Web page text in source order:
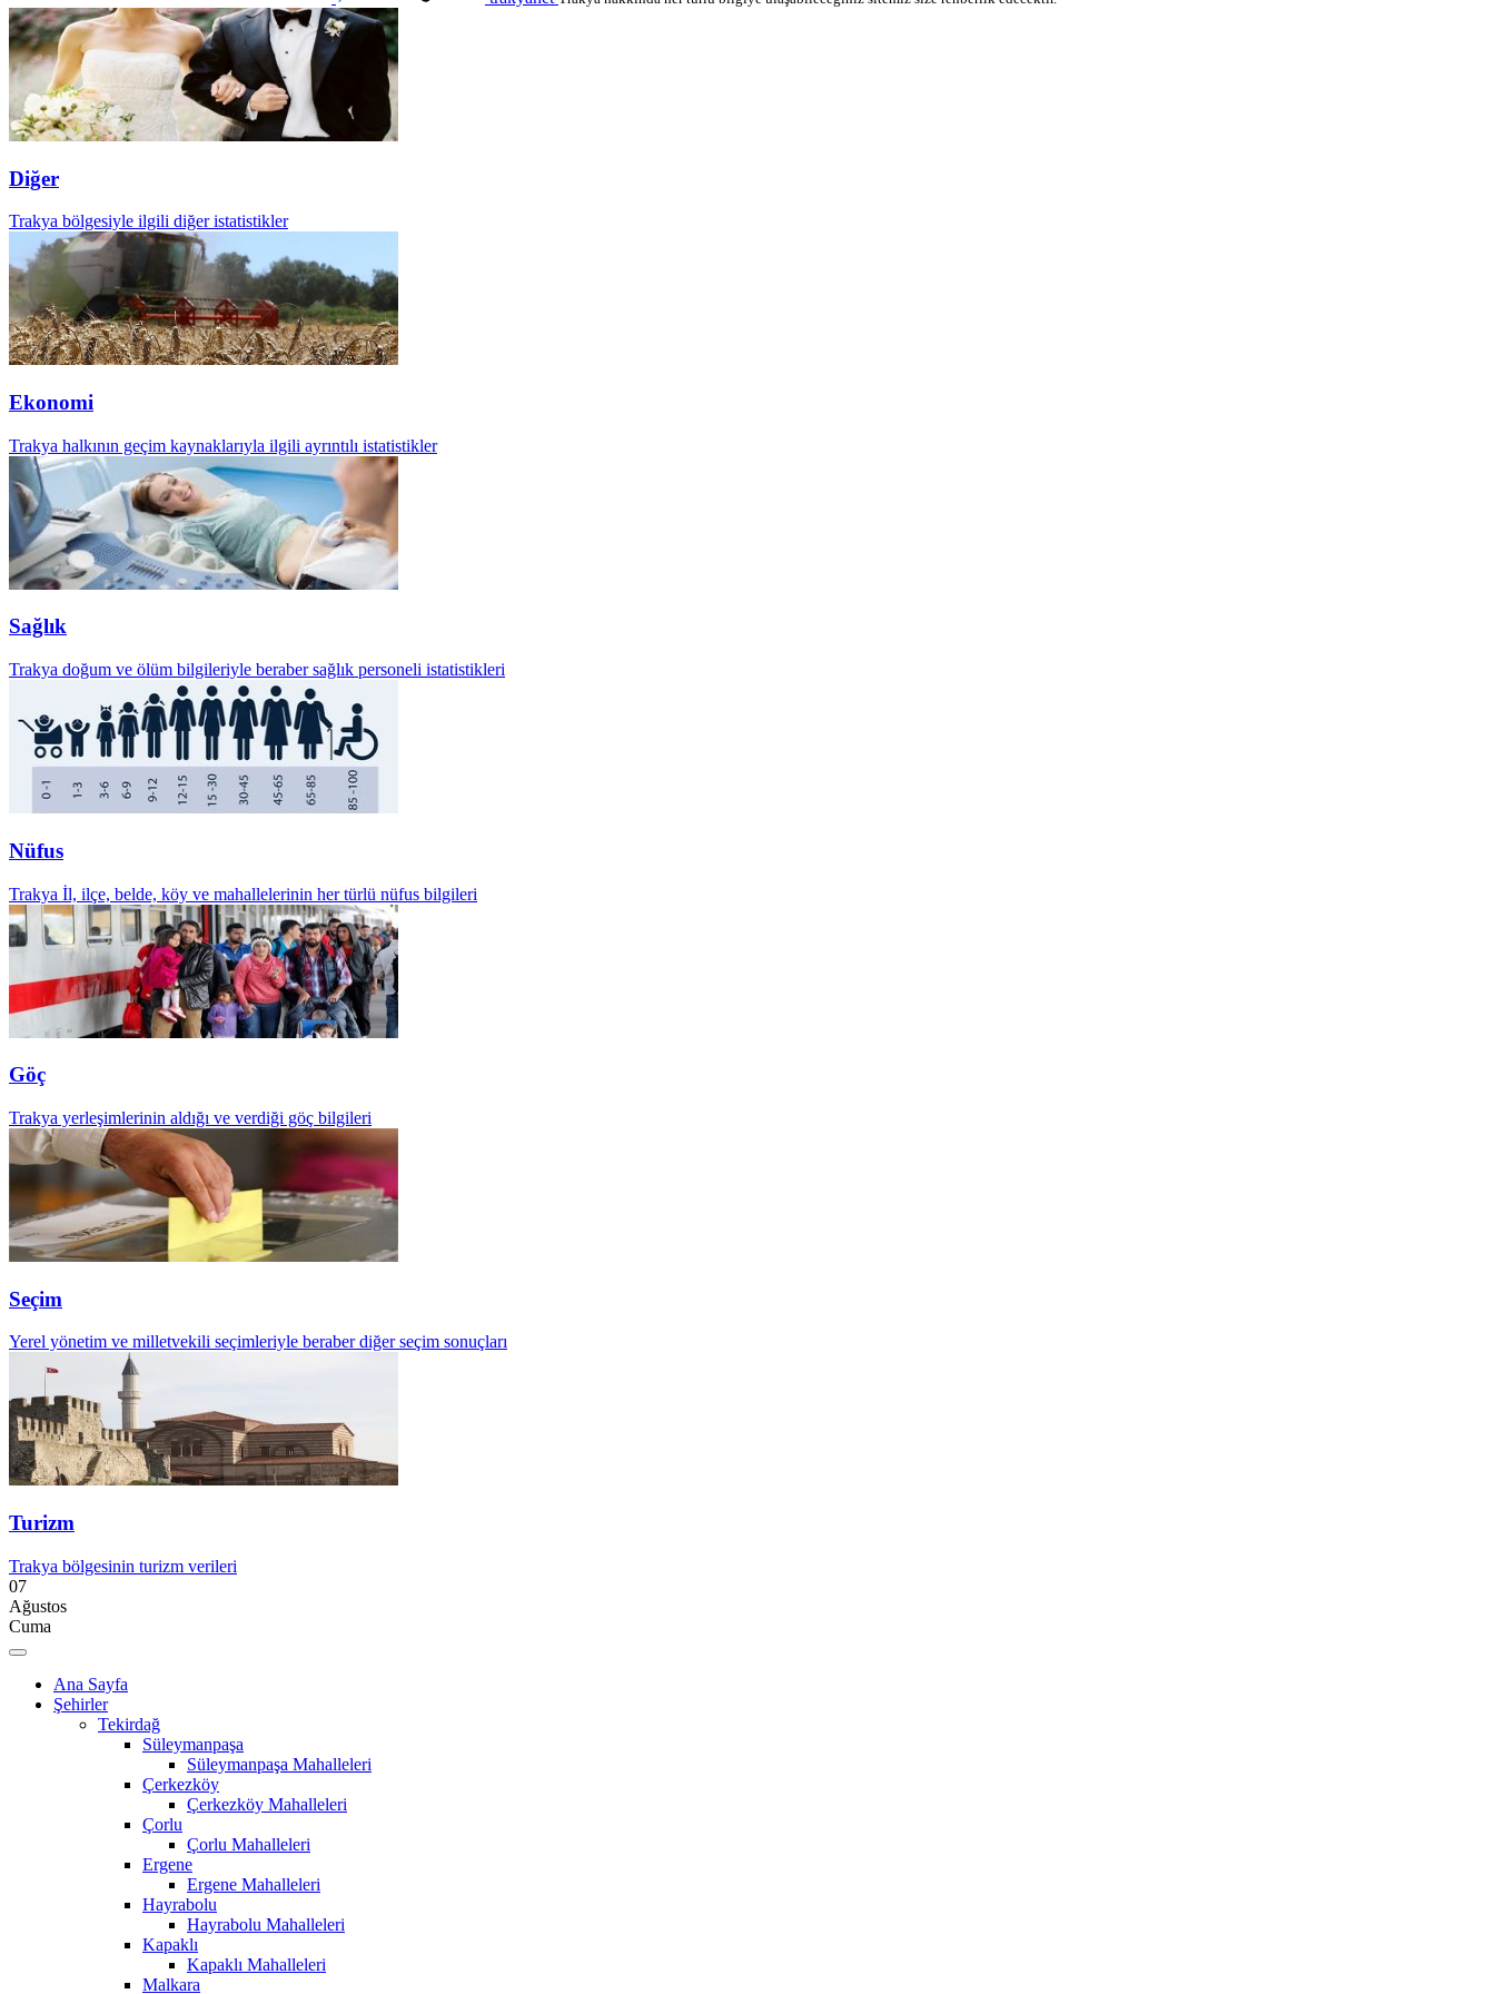
Diğer
Trakya bölgesiyle ilgili diğer istatistikler
Ekonomi
Trakya halkının geçim kaynaklarıyla ilgili ayrıntılı istatistikler
Sağlık
Trakya doğum ve ölüm bilgileriyle beraber sağlık personeli istatistikleri
Nüfus
Trakya İl, ilçe, belde, köy ve mahallelerinin her türlü nüfus bilgileri
Göç
Trakya yerleşimlerinin aldığı ve verdiği göç bilgileri
Seçim
Yerel yönetim ve milletvekili seçimleriyle beraber diğer seçim sonuçları
Turizm
Trakya bölgesinin turizm verileri
07
Ağustos
Cuma
Ana Sayfa
Şehirler
Tekirdağ
Süleymanpaşa
Süleymanpaşa Mahalleleri
Çerkezköy
Çerkezköy Mahalleleri
Çorlu
Çorlu Mahalleleri
Ergene
Ergene Mahalleleri
Hayrabolu
Hayrabolu Mahalleleri
Kapaklı
Kapaklı Mahalleleri
Malkara